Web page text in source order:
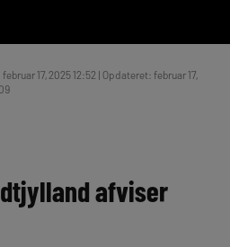
17, 2025 12:52 | Opdateret: februar 17,
afviser